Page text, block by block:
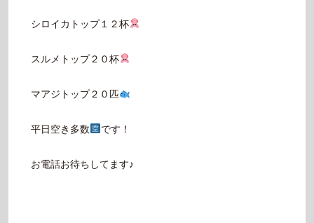
シロイカトップ１２杯
スルメトップ２０杯
マアジトップ２０匹
平日空き多数 です！
お電話お待ちしてます♪